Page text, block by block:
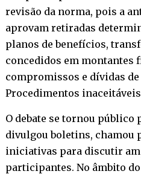
revisão da norma, pois a
aprovam retiradas
planos de benefícios,
concedidos em montantes
compromissos e dívidas
Procedimentos
O debate se tornou público
divulgou boletins, chamou
iniciativas para discutir
participantes. No âmbito